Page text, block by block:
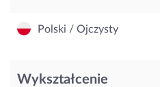
Polski / Ojczysty
Wykształcenie